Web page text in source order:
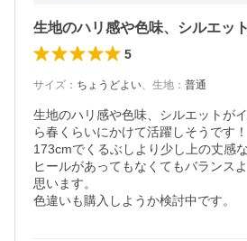
5
サイズ ： ちょうどよい、 生地 ： 普通
生地のハリ感や色味、シルエットが
ら春くらいにかけて活躍しそうです！
173cmでくるぶしより少し上の丈感
ヒールがあってもなくてもバランス
思います。
色違いも購入しようか検討中です。